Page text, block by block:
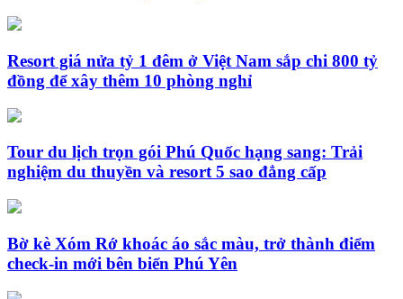
Resort giá nửa tỷ 1 đêm ở Việt Nam sắp chi 800 tỷ
đồng để xây thêm 10 phòng nghỉ
Tour du lịch trọn gói Phú Quốc hạng sang: Trải
nghiệm du thuyền và resort 5 sao đẳng cấp
Bờ kè Xóm Rớ khoác áo sắc màu, trở thành điểm
check-in mới bên biển Phú Yên